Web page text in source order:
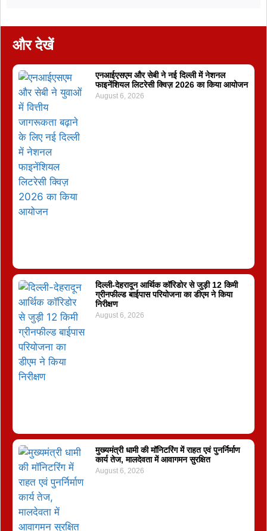
और देखें
एनआईएसएम और सेबी ने नई दिल्ली में नेशनल
फाइनेंशियल लिटरेसी क्विज़ 2026 का किया आयोजन
August 6, 2026
दिल्ली-देहरादून आर्थिक कॉरिडोर से जुड़ी 12 किमी
ग्रीनफील्ड बाईपास परियोजना का डीएम ने किया
निरीक्षण
August 6, 2026
मुख्यमंत्री धामी की मॉनिटरिंग में राहत एवं पुनर्निर्माण
कार्य तेज, मालदेवता में आवागमन सुरक्षित
August 6, 2026